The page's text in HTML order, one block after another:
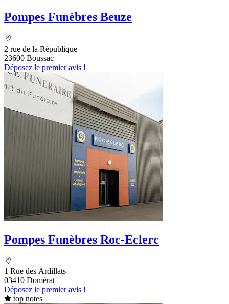
Pompes Funèbres Beuze
2 rue de la République
23600 Boussac
Déposez le premier avis !
Pompes Funèbres Roc-Eclerc
1 Rue des Ardillats
03410 Domérat
Déposez le premier avis !
top notes